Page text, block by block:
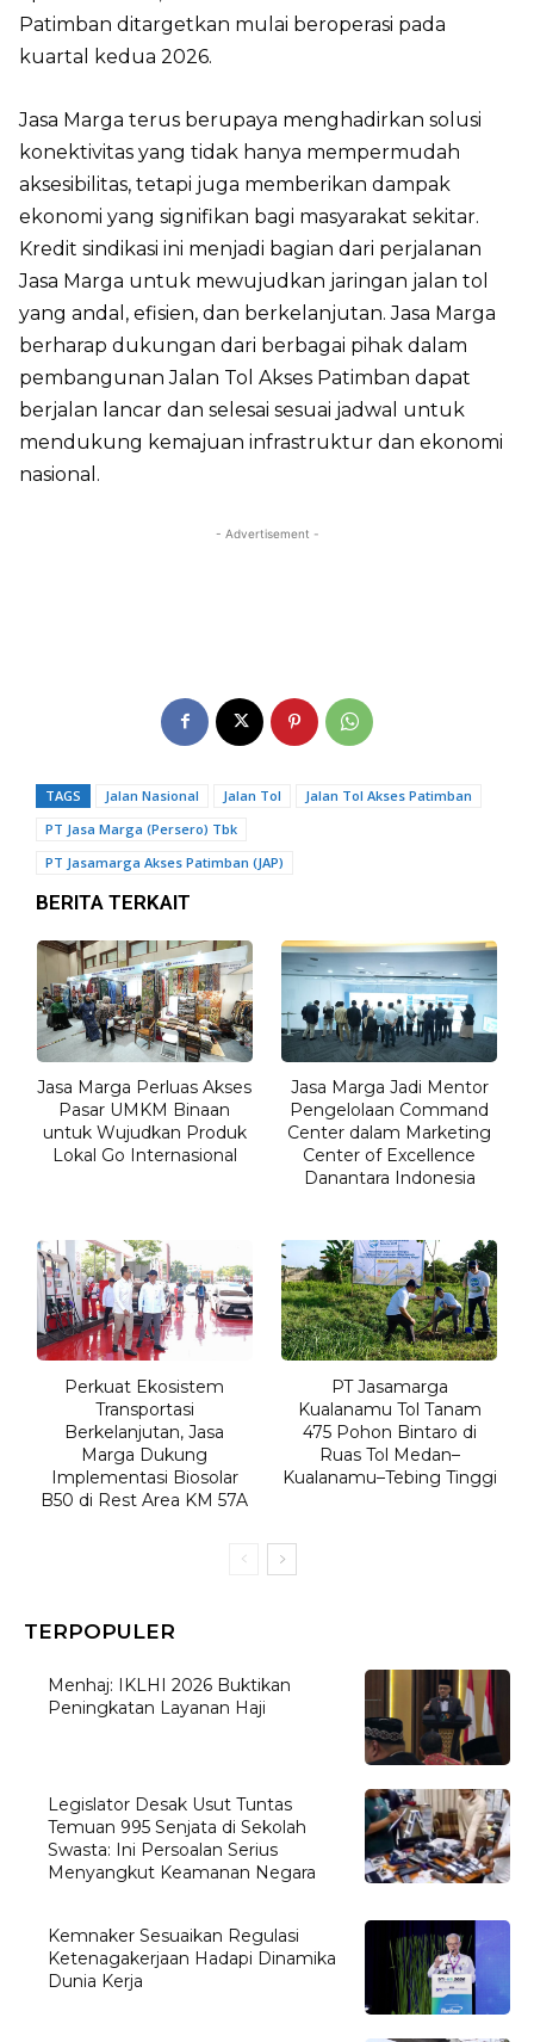
Patimban ditargetkan mulai beroperasi pada
kuartal kedua 2026.
Jasa Marga terus berupaya menghadirkan solusi
konektivitas yang tidak hanya mempermudah
aksesibilitas, tetapi juga memberikan dampak
ekonomi yang signifikan bagi masyarakat sekitar.
Kredit sindikasi ini menjadi bagian dari perjalanan
Jasa Marga untuk mewujudkan jaringan jalan tol
yang andal, efisien, dan berkelanjutan. Jasa Marga
berharap dukungan dari berbagai pihak dalam
pembangunan Jalan Tol Akses Patimban dapat
berjalan lancar dan selesai sesuai jadwal untuk
mendukung kemajuan infrastruktur dan ekonomi
nasional.
- Advertisement -
TAGS Jalan Nasional Jalan Tol
Jalan Tol Akses Patimban
PT Jasa Marga (Persero) Tbk
PT Jasamarga Akses Patimban (JAP)
BERITA TERKAIT
Jasa Marga Perluas Akses
Pasar UMKM Binaan
untuk Wujudkan Produk
Lokal Go Internasional
Jasa Marga Jadi Mentor
Pengelolaan Command
Center dalam Marketing
Center of Excellence
Danantara Indonesia
Perkuat Ekosistem
Transportasi
Berkelanjutan, Jasa
Marga Dukung
Implementasi Biosolar
B50 di Rest Area KM 57A
PT Jasamarga
Kualanamu Tol Tanam
475 Pohon Bintaro di
Ruas Tol Medan–
Kualanamu–Tebing Tinggi
TERPOPULER
Menhaj: IKLHI 2026 Buktikan
Peningkatan Layanan Haji
Legislator Desak Usut Tuntas
Temuan 995 Senjata di Sekolah
Swasta: Ini Persoalan Serius
Menyangkut Keamanan Negara
Kemnaker Sesuaikan Regulasi
Ketenagakerjaan Hadapi Dinamika
Dunia Kerja